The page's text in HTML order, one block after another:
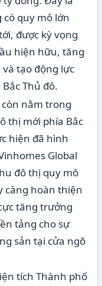
quy mô lớn
được kỳ vọng
hiện hữu, tăng
tạo động lực
Thủ đô.
nằm trong
thị mới phía Bắc
hiện đã hình
Global
đô thị quy mô
càng hoàn thiện
tăng trưởng
tảng cho sự
sản tại cửa ngõ
tích Thành phố